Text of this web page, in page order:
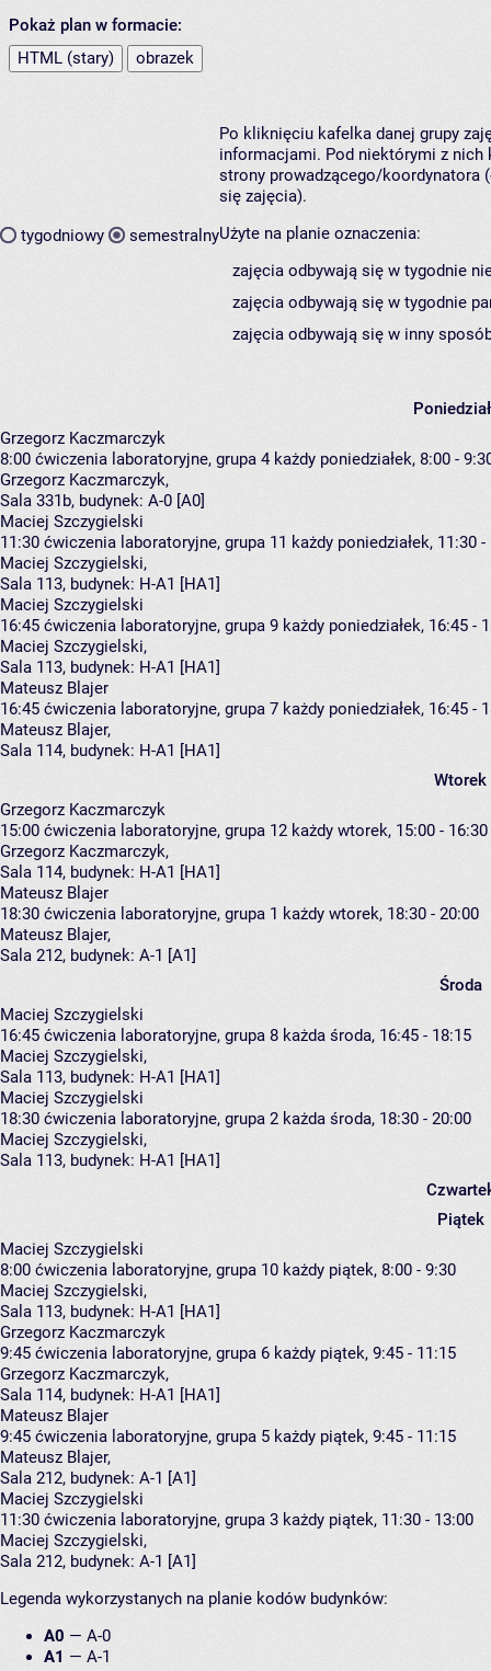
Pokaż plan w formacie:
HTML (stary)
obrazek
tygodniowy semestralny
Po kliknięciu kafelka danej grupy
informacjami. Pod niektórymi z nich
strony prowadzącego/koordynatora
się zajęcia).
Użyte na planie oznaczenia:
zajęcia odbywają się w tygodnie
zajęcia odbywają się w tygodnie
zajęcia odbywają się w inny
Grzegorz Kaczmarczyk
8:00 ćwiczenia laboratoryjne, grupa 4 każdy poniedziałek, 8:00 -
Grzegorz Kaczmarczyk,
Sala 331b, budynek: A-0 [A0]
Maciej Szczygielski
11:30 ćwiczenia laboratoryjne, grupa 11 każdy poniedziałek, 11:30 -
Maciej Szczygielski,
Sala 113, budynek: H-A1 [HA1]
Maciej Szczygielski
16:45 ćwiczenia laboratoryjne, grupa 9 każdy poniedziałek, 16:45 -
Maciej Szczygielski,
Sala 113, budynek: H-A1 [HA1]
Mateusz Blajer
16:45 ćwiczenia laboratoryjne, grupa 7 każdy poniedziałek, 16:45 -
Mateusz Blajer,
Sala 114, budynek: H-A1 [HA1]
Wtorek
Grzegorz Kaczmarczyk
15:00 ćwiczenia laboratoryjne, grupa 12 każdy wtorek, 15:00 - 16:30
Grzegorz Kaczmarczyk,
Sala 114, budynek: H-A1 [HA1]
Mateusz Blajer
18:30 ćwiczenia laboratoryjne, grupa 1 każdy wtorek, 18:30 - 20:00
Mateusz Blajer,
Sala 212, budynek: A-1 [A1]
Środa
Maciej Szczygielski
16:45 ćwiczenia laboratoryjne, grupa 8 każda środa, 16:45 - 18:15
Maciej Szczygielski,
Sala 113, budynek: H-A1 [HA1]
Maciej Szczygielski
18:30 ćwiczenia laboratoryjne, grupa 2 każda środa, 18:30 - 20:00
Maciej Szczygielski,
Sala 113, budynek: H-A1 [HA1]
Piątek
Maciej Szczygielski
8:00 ćwiczenia laboratoryjne, grupa 10 każdy piątek, 8:00 - 9:30
Maciej Szczygielski,
Sala 113, budynek: H-A1 [HA1]
Grzegorz Kaczmarczyk
9:45 ćwiczenia laboratoryjne, grupa 6 każdy piątek, 9:45 - 11:15
Grzegorz Kaczmarczyk,
Sala 114, budynek: H-A1 [HA1]
Mateusz Blajer
9:45 ćwiczenia laboratoryjne, grupa 5 każdy piątek, 9:45 - 11:15
Mateusz Blajer,
Sala 212, budynek: A-1 [A1]
Maciej Szczygielski
11:30 ćwiczenia laboratoryjne, grupa 3 każdy piątek, 11:30 - 13:00
Maciej Szczygielski,
Sala 212, budynek: A-1 [A1]
Legenda wykorzystanych na planie kodów budynków:
A0 — A-0
A1 — A-1